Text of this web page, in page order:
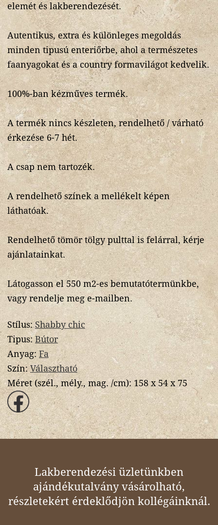
elemét és lakberendezését.
Autentikus, extra és különleges megoldás
minden tipusú enteriőrbe, ahol a természetes
faanyagokat és a country formavilágot kedvelik.
100%-ban kézműves termék.
A termék nincs készleten, rendelhető / várható
érkezése 6-7 hét.
A csap nem tartozék.
A rendelhető színek a mellékelt képen
láthatóak.
Rendelhető tömör tölgy pulttal is felárral, kérje
ajánlatainkat.
Látogasson el 550 m2-es bemutatótermünkbe,
vagy rendelje meg e-mailben.
Stílus:Shabby chic
Tipus:Bútor
Anyag: Fa
Szín:Választható
Méret (szél., mély., mag. /cm):158 x 54 x 75
Lakberendezési üzletünkben
ajándékutalvány vásárolható,
részletekért érdeklődjön kollégáinknál.